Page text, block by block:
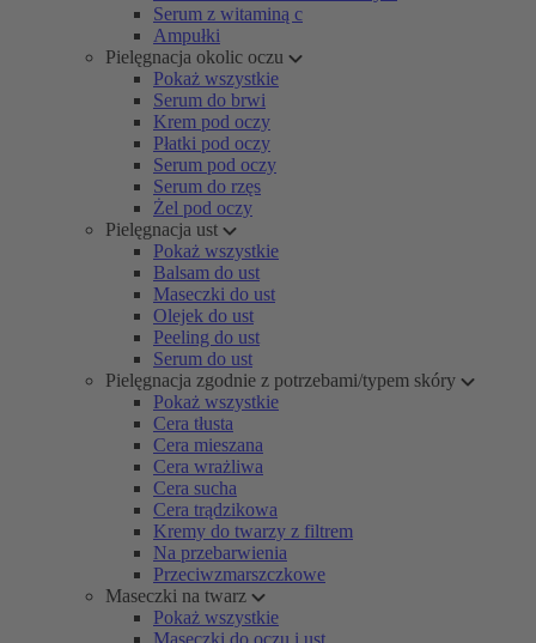
Serum z witaminą c
Ampułki
Pielęgnacja okolic oczu
Pokaż wszystkie
Serum do brwi
Krem pod oczy
Płatki pod oczy
Serum pod oczy
Serum do rzęs
Żel pod oczy
Pielęgnacja ust
Pokaż wszystkie
Balsam do ust
Maseczki do ust
Olejek do ust
Peeling do ust
Serum do ust
Pielęgnacja zgodnie z potrzebami/typem skóry
Pokaż wszystkie
Cera tłusta
Cera mieszana
Cera wrażliwa
Cera sucha
Cera trądzikowa
Kremy do twarzy z filtrem
Na przebarwienia
Przeciwzmarszczkowe
Maseczki na twarz
Pokaż wszystkie
Maseczki do oczu i ust